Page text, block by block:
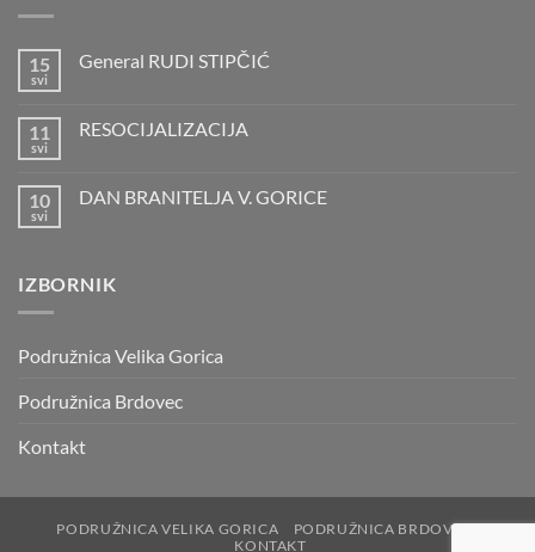
15
svi
General RUDI STIPČIĆ
General
11
svi
RESOCIJALIZACIJA
RESOCIJALIZACIJA
10
svi
DAN BRANITELJA V. GORICE
BRANITELJA
IZBORNIK
Podružnica Velika Gorica
Podružnica Brdovec
Kontakt
PODRUŽNICA VELIKA GORICA
PODRUŽNICA BRDOVEC
KONTAKT